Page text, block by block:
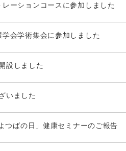
ーションコースに参加しました
会学術集会に参加しました
設しました
いました
ばの日」健康セミナーのご報告